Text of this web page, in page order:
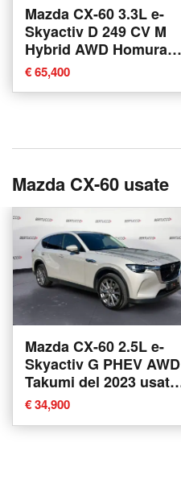
Mazda CX-60 3.3L e-
Skyactiv D 249 CV M
Hybrid AWD Homura
nuova a Alba
€ 65,400
Mazda CX-60 usate
Mazda CX-60 2.5L e-
Skyactiv G PHEV AWD
Takumi del 2023 usata
a Verona
€ 34,900